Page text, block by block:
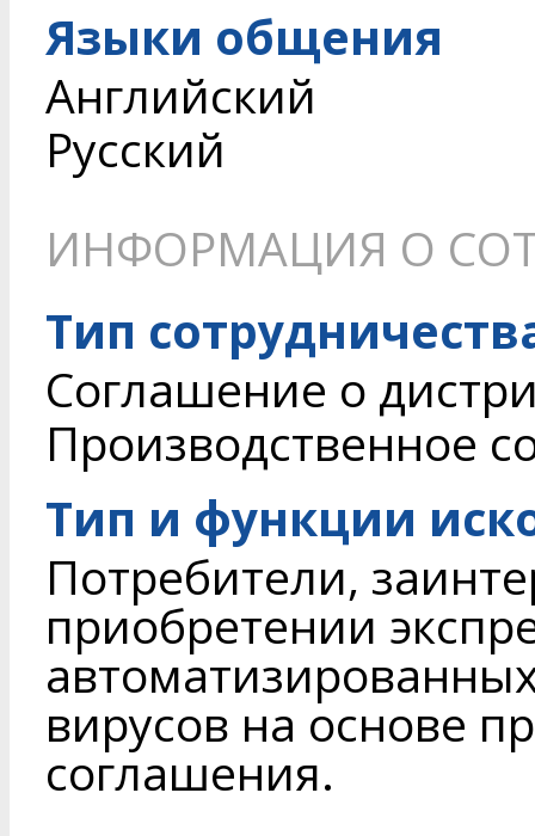
Языки общения
Английский
Русский
ИНФОРМАЦИЯ О
Тип
Соглашение о
Производственное
Тип и функции
Потребители,
приобретении
вирусов на основе
соглашения.